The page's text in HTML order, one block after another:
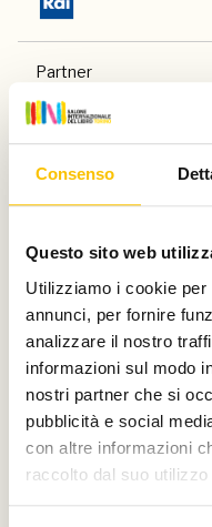
Consenso
Questo sito web
Utilizziamo i cookie
annunci, per fornire
analizzare il nostro
informazioni sul modo
nostri partner che si
pubblicità e social
con altre informazioni
raccolto dal suo
Partner
Con il contributo di
Charity partner
Paese ospite d'onore